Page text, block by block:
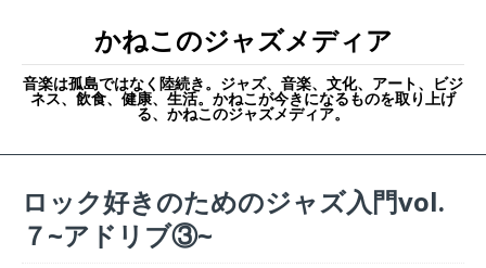
かねこのジャズメディア
音楽は孤島ではなく陸続き。ジャズ、音楽、文化、アート、ビジ
ネス、飲食、健康、生活。かねこが今きになるものを取り上げ
る、かねこのジャズメディア。
ロック好きのためのジャズ入門vol.
７~アドリブ③~